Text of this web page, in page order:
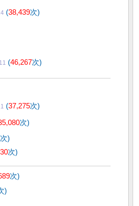
(38,439次)
(46,267次)
(37,275次)
次)
次)
次)
次)
)